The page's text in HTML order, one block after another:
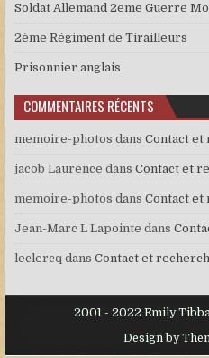
Soldat Allemand 2eme Guerre
2ème Régiment de Tirailleurs
Prisonnier anglais
COMMENTAIRES RÉCENTS
memoire-photos dansContact et
jacob Laurence dansContact et
memoire-photos dansContact et
Jean-Marc L Lapointe dans
leclercq dansContact et
2001 - 2022 Emily
Design by